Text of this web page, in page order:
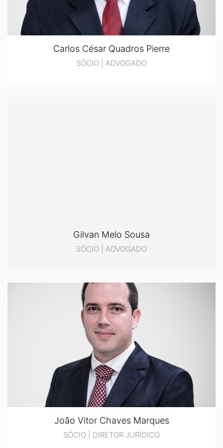
Carlos César Quadros Pierre
SÓCIO | ADVOGADO
Gilvan Melo Sousa
SÓCIO | ADVOGADO
João Vitor Chaves Marques
SÓCIO | DIRETOR JURÍDICO